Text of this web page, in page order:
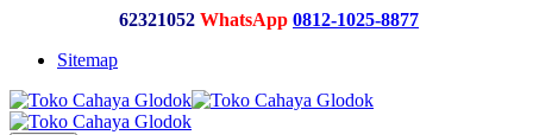
62321052 WhatsApp 0812-1025-8877
Sitemap